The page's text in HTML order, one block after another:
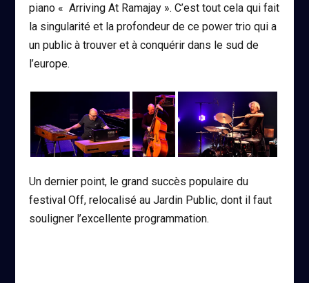
piano « Arriving At Ramajay ». C’est tout cela qui fait
la singularité et la profondeur de ce power trio qui a
un public à trouver et à conquérir dans le sud de
l’europe.
Un dernier point, le grand succès populaire du
festival Off, relocalisé au Jardin Public, dont il faut
souligner l’excellente programmation.